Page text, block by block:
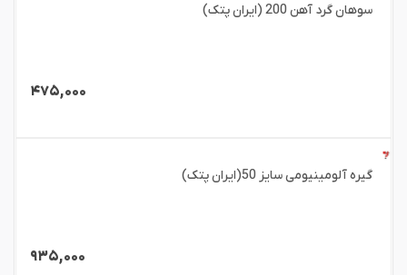
سوهان گرد آهن 200 (ایران پتک)
۴۷۵,۰۰۰
گیره آلومینیومی سایز 50(ایران پتک)
۹۳۵,۰۰۰